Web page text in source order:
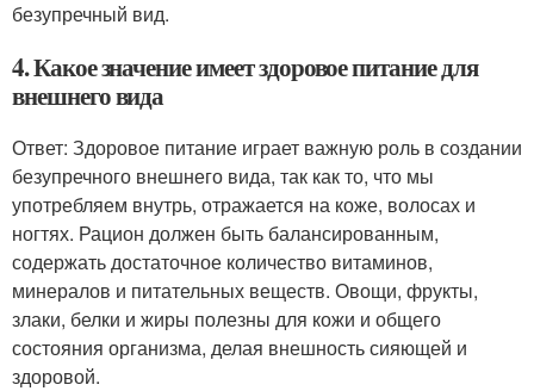
безупречный вид.
4. Какое значение имеет здоровое питание для
внешнего вида
Ответ: Здоровое питание играет важную роль в создании
безупречного внешнего вида, так как то, что мы
употребляем внутрь, отражается на коже, волосах и
ногтях. Рацион должен быть балансированным,
содержать достаточное количество витаминов,
минералов и питательных веществ. Овощи, фрукты,
злаки, белки и жиры полезны для кожи и общего
состояния организма, делая внешность сияющей и
здоровой.